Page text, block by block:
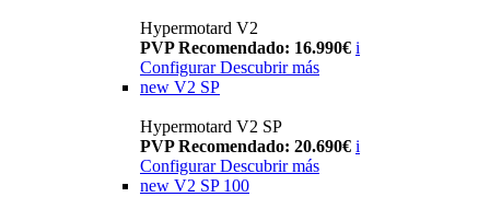
Hypermotard V2
PVP Recomendado: 16.990€ i
Configurar Descubrir más
new V2 SP
Hypermotard V2 SP
PVP Recomendado: 20.690€ i
Configurar Descubrir más
new V2 SP 100